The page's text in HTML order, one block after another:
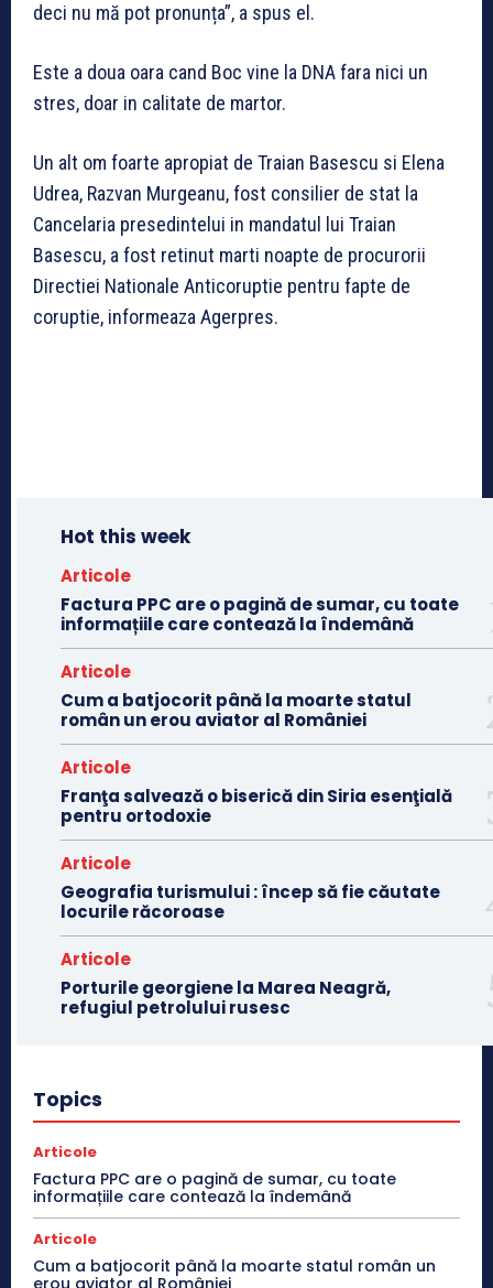
deci nu mă pot pronunța”, a spus el.
Este a doua oara cand Boc vine la DNA fara nici un
stres, doar in calitate de martor.
Un alt om foarte apropiat de Traian Basescu si Elena
Udrea, Razvan Murgeanu, fost consilier de stat la
Cancelaria presedintelui in mandatul lui Traian
Basescu, a fost retinut marti noapte de procurorii
Directiei Nationale Anticoruptie pentru fapte de
coruptie, informeaza Agerpres.
Hot this week
Articole
Factura PPC are o pagină de sumar, cu toate
informațiile care contează la îndemână
Articole
Cum a batjocorit până la moarte statul
român un erou aviator al României
Articole
Franţa salvează o biserică din Siria esenţială
pentru ortodoxie
Articole
Geografia turismului : încep să fie căutate
locurile răcoroase
Articole
Porturile georgiene la Marea Neagră,
refugiul petrolului rusesc
Topics
Articole
Factura PPC are o pagină de sumar, cu toate
informațiile care contează la îndemână
Articole
Cum a batjocorit până la moarte statul român un